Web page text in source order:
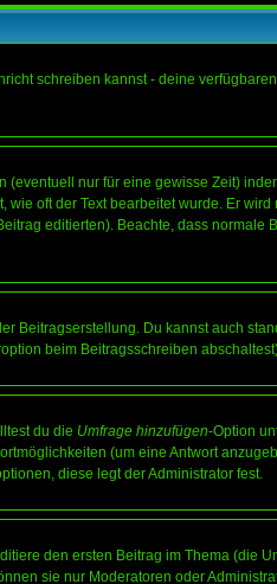
schreiben kannst - deine
nur für eine gewisse Zeit)
oft der Text bearbeitet wurde. Er
editierten). Beachte, dass normale
Beitragserstellung. Du kannst auch
beim Beitragsschreiben
du die Umfrage hinzufügen-Option
(um eine Antwort
diese legt der Administrator fest.
den ersten Beitrag im Thema (die
sie nur Moderatoren oder